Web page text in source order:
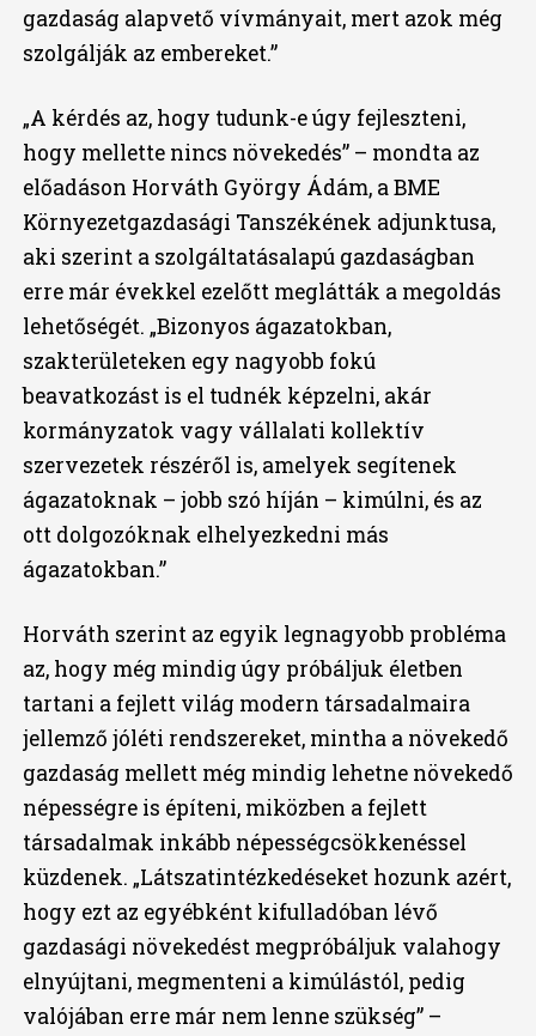
gazdaság alapvető vívmányait, mert azok még
szolgálják az embereket.”
„A kérdés az, hogy tudunk-e úgy fejleszteni,
hogy mellette nincs növekedés” – mondta az
előadáson Horváth György Ádám, a BME
Környezetgazdasági Tanszékének adjunktusa,
aki szerint a szolgáltatásalapú gazdaságban
erre már évekkel ezelőtt meglátták a megoldás
lehetőségét. „Bizonyos ágazatokban,
szakterületeken egy nagyobb fokú
beavatkozást is el tudnék képzelni, akár
kormányzatok vagy vállalati kollektív
szervezetek részéről is, amelyek segítenek
ágazatoknak – jobb szó híján – kimúlni, és az
ott dolgozóknak elhelyezkedni más
ágazatokban.”
Horváth szerint az egyik legnagyobb probléma
az, hogy még mindig úgy próbáljuk életben
tartani a fejlett világ modern társadalmaira
jellemző jóléti rendszereket, mintha a növekedő
gazdaság mellett még mindig lehetne növekedő
népességre is építeni, miközben a fejlett
társadalmak inkább népességcsökkenéssel
küzdenek. „Látszatintézkedéseket hozunk azért,
hogy ezt az egyébként kifulladóban lévő
gazdasági növekedést megpróbáljuk valahogy
elnyújtani, megmenteni a kimúlástól, pedig
valójában erre már nem lenne szükség” –